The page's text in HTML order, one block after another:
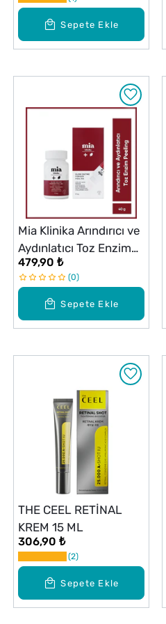
Sepete Ekle
Sepete Ekle
Mia Klinika Arındırıcı ve
Aydınlatıcı Toz Enzim
Peeling 40 g
479,90 ₺
0
Sepete Ekle
THE CEEL RETİNAL
KREM 15 ML
306,90 ₺
2